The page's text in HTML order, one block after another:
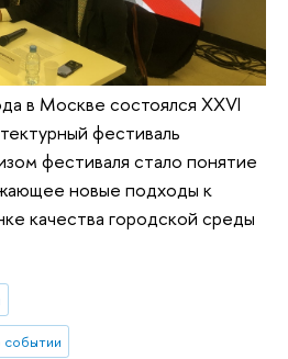
в Москве состоялся XXVI
фестиваль
фестиваля стало понятие
новые подходы к
качества городской среды